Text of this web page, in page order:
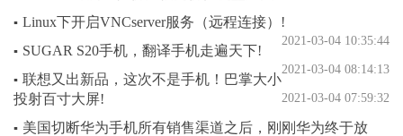
▪ Linux下开启VNCserver服务（远程连接）!
2021-03-04 10:35:44
▪ SUGAR S20手机，翻译手机走遍天下!
2021-03-04 08:14:13
▪ 联想又出新品，这次不是手机！巴掌大小
投射百寸大屏!
2021-03-04 07:59:32
▪ 美国切断华为手机所有销售渠道之后，刚刚华为终于放